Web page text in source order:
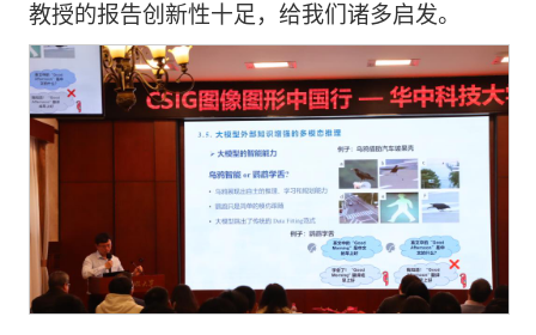
教授的报告创新性十足，给我们诸多启发。